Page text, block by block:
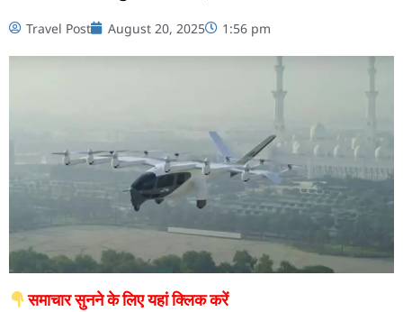
Travel Post August 20, 2025 1:56 pm
समाचार सुनने के लिए यहां क्लिक करें